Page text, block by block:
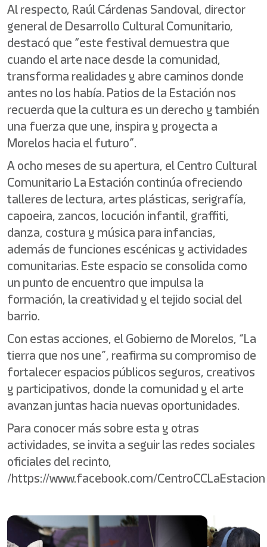
Al respecto, Raúl Cárdenas Sandoval, director
general de Desarrollo Cultural Comunitario,
destacó que “este festival demuestra que
cuando el arte nace desde la comunidad,
transforma realidades y abre caminos donde
antes no los había. Patios de la Estación nos
recuerda que la cultura es un derecho y también
una fuerza que une, inspira y proyecta a
Morelos hacia el futuro”.
A ocho meses de su apertura, el Centro Cultural
Comunitario La Estación continúa ofreciendo
talleres de lectura, artes plásticas, serigrafía,
capoeira, zancos, locución infantil, graffiti,
danza, costura y música para infancias,
además de funciones escénicas y actividades
comunitarias. Este espacio se consolida como
un punto de encuentro que impulsa la
formación, la creatividad y el tejido social del
barrio.
Con estas acciones, el Gobierno de Morelos, “La
tierra que nos une”, reafirma su compromiso de
fortalecer espacios públicos seguros, creativos
y participativos, donde la comunidad y el arte
avanzan juntas hacia nuevas oportunidades.
Para conocer más sobre esta y otras
actividades, se invita a seguir las redes sociales
oficiales del recinto,
/https://www.facebook.com/CentroCCLaEstacion